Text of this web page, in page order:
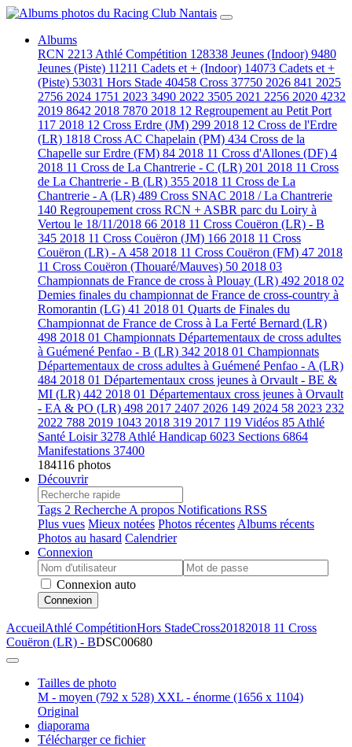
Albums
RCN 2213 Athlé Compétition 128338 Jeunes (Indoor) 9480
Jeunes (Piste) 11211 Cadets et + (Indoor) 14073 Cadets et +
(Piste) 53031 Hors Stade 40458 Cross 37750 2026 841 2025
2756 2024 1751 2023 3490 2022 3505 2021 2256 2020 4232
2019 8642 2018 7870 2018 12 Regroupement au Petit Port
117 2018 12 Cross Erdre (JM) 299 2018 12 Cross de l'Erdre
(LR) 1818 Cross AC Chapelain (PM) 434 Cross de la
Chapelle sur Erdre (FM) 84 2018 11 Cross d'Allones (DF) 4
2018 11 Cross de La Chantrerie - C (LR) 201 2018 11 Cross
de La Chantrerie - B (LR) 355 2018 11 Cross de La
Chantrerie - A (LR) 489 Cross SNAC 2018 / La Chantrerie
140 Regroupement cross RCN + ASBR parc du Loiry à
Vertou le 18/11/2018 66 2018 11 Cross Couëron (LR) - B
345 2018 11 Cross Couëron (JM) 166 2018 11 Cross
Couëron (LR) - A 458 2018 11 Cross Couëron (FM) 47 2018
11 Cross Couëron (Thouaré/Mauves) 50 2018 03
Championnats de France de cross à Plouay (LR) 492 2018 02
Demies finales du championnat de France de cross-country à
Romorantin (LG) 41 2018 01 Quarts de Finales du
Championnat de France de Cross à La Ferté Bernard (LR)
498 2018 01 Championnats Départementaux de cross adultes
à Guémené Penfao - B (LR) 342 2018 01 Championnats
Départementaux de cross adultes à Guémené Penfao - A (LR)
484 2018 01 Départementaux cross jeunes à Orvault - BE &
MI (LR) 442 2018 01 Départementaux cross jeunes à Orvault
- EA & PO (LR) 498 2017 2407 2026 149 2024 58 2023 232
2022 788 2019 1043 2018 319 2017 119 Vidéos 85 Athlé
Santé Loisir3278 Athlé Handicap 6023 Sections 6864
Manifestations 37400
184116 photos
Découvrir
Tags 2 Recherche A propos Notifications RSS
Plus vues Mieux notées Photos récentes Albums récents
Photos au hasard Calendrier
Connexion
Connexion auto
Connexion
AccueilAthlé CompétitionHors StadeCross20182018 11 Cross
Couëron (LR) - BDSC00680
Tailles de photo
M - moyen (792 x 528) XXL - énorme (1656 x 1104)
Original
diaporama
Télécharger ce fichier